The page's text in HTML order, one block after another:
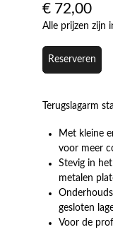
€ 72,00
Alle prijzen zijn
Reserveren
Terugslagarm
Met kleine
voor meer
Stevig in
metalen
gesloten
Voor de